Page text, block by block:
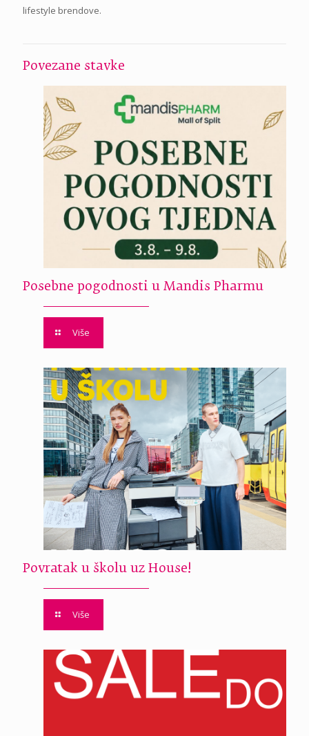
lifestyle brendove.
Povezane stavke
Posebne pogodnosti u Mandis Pharmu
Više
Povratak u školu uz House!
Više